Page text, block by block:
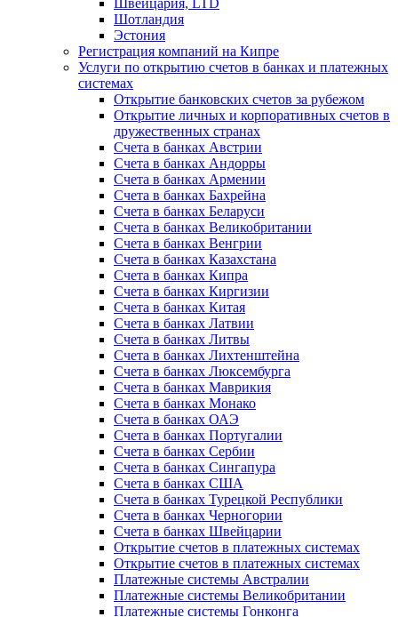
Швейцария, LTD
Шотландия
Эстония
Регистрация компаний на Кипре
Услуги по открытию счетов в банках и платежных
системах
Открытие банковских счетов за рубежом
Открытие личных и корпоративных счетов в
дружественных странах
Счета в банках Австрии
Счета в банках Андорры
Счета в банках Армении
Счета в банках Бахрейна
Счета в банках Беларуси
Счета в банках Великобритании
Счета в банках Венгрии
Счета в банках Казахстана
Счета в банках Кипра
Счета в банках Киргизии
Счета в банках Китая
Счета в банках Латвии
Счета в банках Литвы
Счета в банках Лихтенштейна
Счета в банках Люксембурга
Счета в банках Маврикия
Счета в банках Монако
Счета в банках ОАЭ
Счета в банках Португалии
Счета в банках Сербии
Счета в банках Сингапура
Счета в банках США
Счета в банках Турецкой Республики
Счета в банках Черногории
Счета в банках Швейцарии
Открытие счетов в платежных системах
Открытие счетов в платежных системах
Платежные системы Австралии
Платежные системы Великобритании
Платежные системы Гонконга